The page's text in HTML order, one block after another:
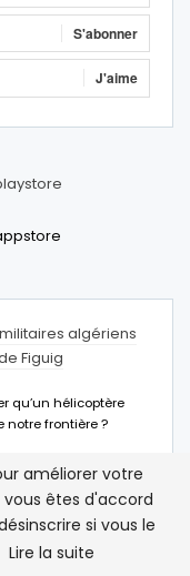
S'abonner
J'aime
algériens
Figuig
qu’un hélicoptère
notre frontière ?
militaires
de Figuig
à Figuig c
améliorer votre
vous êtes d'accord
si vous le
Lire la suite